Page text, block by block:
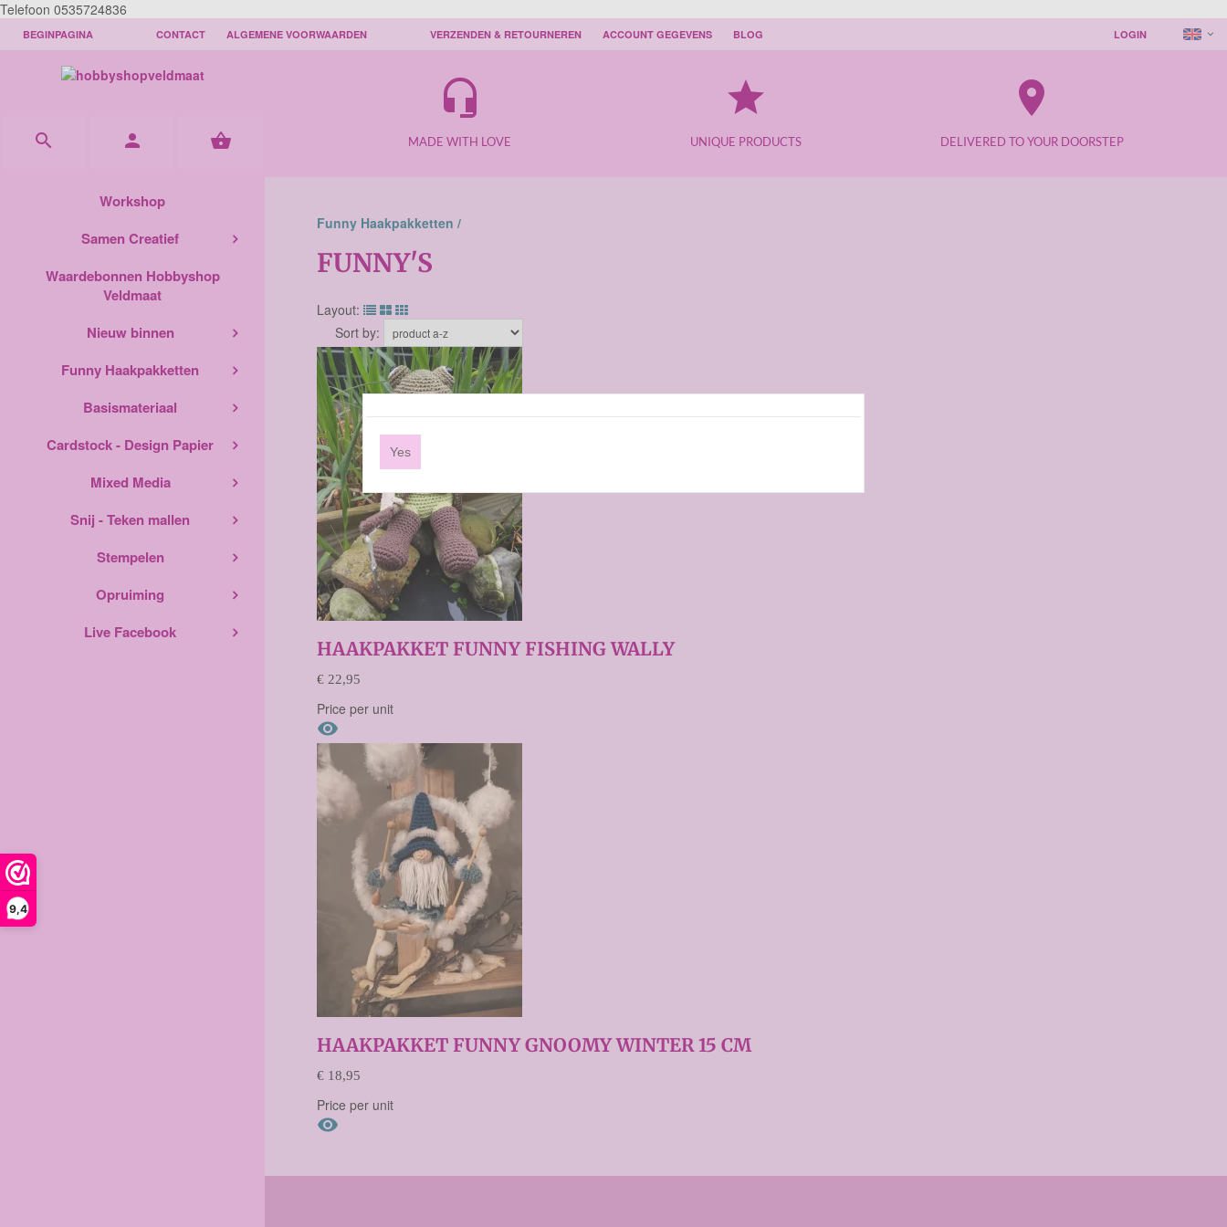
9,4
Telefoon 0535724836
BEGINPAGINA CONTACT ALGEMENE VOORWAARDEN VERZENDEN & RETOURNEREN ACCOUNT GEGEVENS BLOG LOGIN
  
Workshop
Samen Creatief
Waardebonnen Hobbyshop
Veldmaat
Nieuw binnen
Funny Haakpakketten
Basismateriaal
Cardstock - Design Papier
Mixed Media
Snij - Teken mallen
Stempelen
Opruiming
Live Facebook
headset_mic
MADE WITH LOVE
grade
UNIQUE PRODUCTS
place
DELIVERED TO YOUR DOORSTEP
Funny Haakpakketten /
FUNNY'S
Layout:
Sort by:
HAAKPAKKET FUNNY FISHING WALLY
€ 22,95
Price per unit

HAAKPAKKET FUNNY GNOOMY WINTER 15 CM
€ 18,95
Price per unit

Yes